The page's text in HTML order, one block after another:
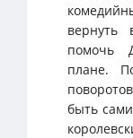
помочь
плане.
быть